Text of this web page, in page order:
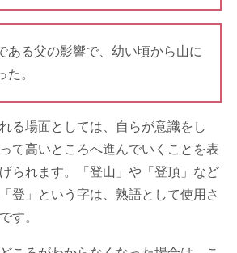
ある父の影響で、幼い頃から山に
。
る場面としては、自らが意識をし
て高いところへ進んでいくことを表
られます。「登山」や「登頂」など
登」という字は、熟語として使用さ
す。